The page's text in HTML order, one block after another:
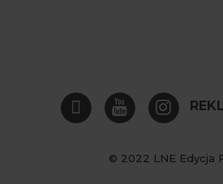
© 2022 LNE Edycja